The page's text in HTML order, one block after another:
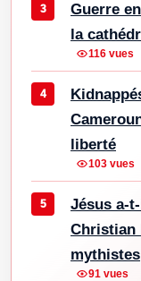
Guerre
la
116 vues
liberté
103 vues
Jésus a-
Christian
mythistes
91 vues